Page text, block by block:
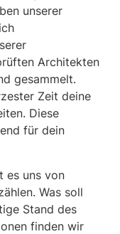
unserer
Architekten
gesammelt.
Zeit deine
Diese
für dein
es uns von
Was soll
Stand des
finden wir